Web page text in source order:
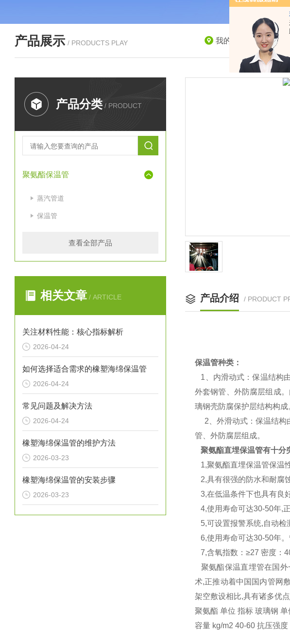
产品展示 / PRODUCTS PLAY 我的位置：首页>
产品分类 / PRODUCT
聚氨酯保温管
蒸汽管道
保温管
查看全部产品
相关文章 / ARTICLE
关注材料性能：核心指标解析
2026-04-24
如何选择适合需求的橡塑海绵保温管
2026-04-24
常见问题及解决方法
2026-04-24
橡塑海绵保温管的维护方法
2026-03-23
橡塑海绵保温管的安装步骤
2026-03-23
产品介绍 / PRODUCT
保温管种类：
1 、内滑动式：保温结构
外套钢管、外防腐层组成
璃钢壳防腐保护层结构构
2 、外滑动式：保温结
管、外防腐层组成。
聚氨酯直埋保温管有十分
1,聚氨酯直埋保温管保
2,具有很强的防水和耐腐
3,在低温条件下也具有良
4,使用寿命可达30-50年,
5,可设置报警系统,自动检
6,使用寿命可达30-50年
7,含氧指数：≥27 密度：
聚氨酯保温直埋管在国外
术,正推动着中国国内管网
架空敷设相比,具有诸多优
聚氨酯 单位 指标 玻璃钢 单
容量 kg/m2 40-60 抗压强